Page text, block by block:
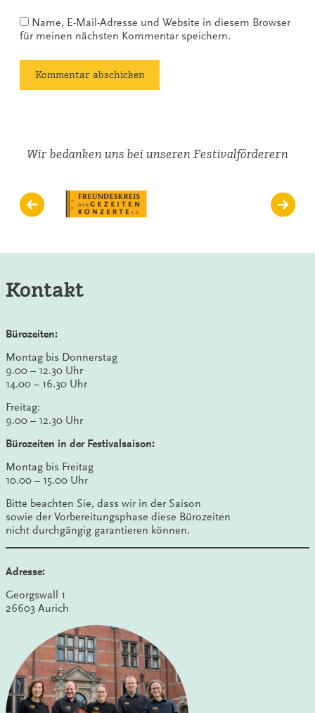
Name, E-Mail-Adresse und Website in diesem Browser
für meinen nächsten Kommentar speichern.
Wir bedanken uns bei unseren Festivalförderern
Kontakt
Bürozeiten:
Montag bis Donnerstag
9.00 – 12.30 Uhr
14.00 – 16.30 Uhr
Freitag:
9.00 – 12.30 Uhr
Bürozeiten in der Festivalsaison:
Montag bis Freitag
10.00 – 15.00 Uhr
Bitte beachten Sie, dass wir in der Saison
sowie der Vorbereitungsphase diese Bürozeiten
nicht durchgängig garantieren können.
Adresse:
Georgswall 1
26603 Aurich